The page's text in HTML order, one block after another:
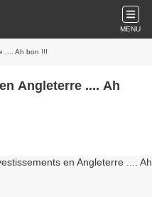
MENU
.... Ah bon !!!
Angleterre .... Ah